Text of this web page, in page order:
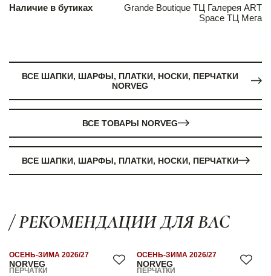
Наличие в бутиках
Grande Boutique ТЦ Галерея ART
Space ТЦ Мега
ВСЕ ШАПКИ, ШАРФЫ, ПЛАТКИ, НОСКИ, ПЕРЧАТКИ
NORVEG
ВСЕ ТОВАРЫ NORVEG
ВСЕ ШАПКИ, ШАРФЫ, ПЛАТКИ, НОСКИ, ПЕРЧАТКИ
/ РЕКОМЕНДАЦИИ ДЛЯ ВАС
NORVEG
ОСЕНЬ-ЗИМА 2026/27
ПЕРЧАТКИ
NORVEG
ОСЕНЬ-ЗИМА 2026/27
ПЕРЧАТКИ